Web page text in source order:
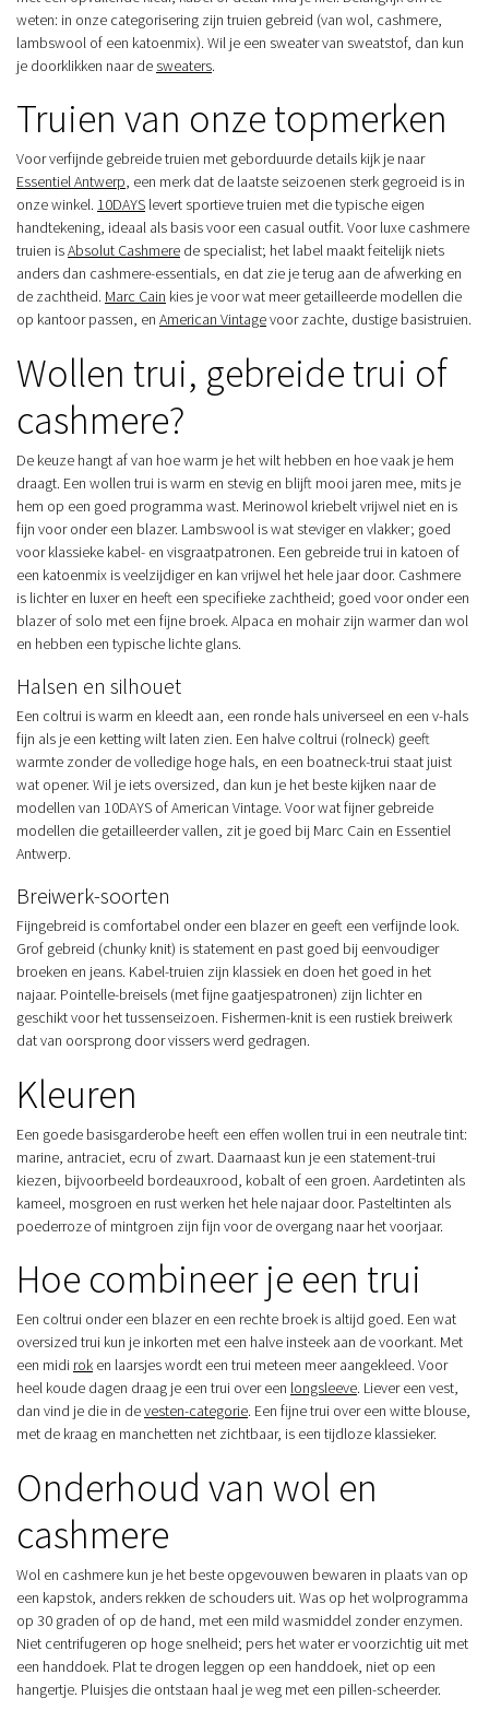
weten: in onze categorisering zijn truien gebreid (van wol, cashmere,
lambswool of een katoenmix). Wil je een sweater van sweatstof, dan kun
je doorklikken naar de sweaters.
Truien van onze topmerken
Voor verfijnde gebreide truien met geborduurde details kijk je naar
Essentiel Antwerp, een merk dat de laatste seizoenen sterk gegroeid is in
onze winkel. 10DAYS levert sportieve truien met die typische eigen
handtekening, ideaal als basis voor een casual outfit. Voor luxe cashmere
truien isAbsolut Cashmere de specialist; het label maakt feitelijk niets
anders dan cashmere-essentials, en dat zie je terug aan de afwerking en
de zachtheid. Marc Cain kies je voor wat meer getailleerde modellen die
op kantoor passen, en American Vintagevoor zachte, dustige basistruien.
Wollen trui, gebreide trui of
cashmere?
De keuze hangt af van hoe warm je het wilt hebben en hoe vaak je hem
draagt. Een wollen trui is warm en stevig en blijft mooi jaren mee, mits je
hem op een goed programma wast. Merinowol kriebelt vrijwel niet en is
fijn voor onder een blazer. Lambswool is wat steviger en vlakker; goed
voor klassieke kabel- en visgraatpatronen. Een gebreide trui in katoen of
een katoenmix is veelzijdiger en kan vrijwel het hele jaar door. Cashmere
is lichter en luxer en heeft een specifieke zachtheid; goed voor onder een
blazer of solo met een fijne broek. Alpaca en mohair zijn warmer dan wol
en hebben een typische lichte glans.
Halsen en silhouet
Een coltrui is warm en kleedt aan, een ronde hals universeel en een v-hals
fijn als je een ketting wilt laten zien. Een halve coltrui (rolneck) geeft
warmte zonder de volledige hoge hals, en een boatneck-trui staat juist
wat opener. Wil je iets oversized, dan kun je het beste kijken naar de
modellen van 10DAYS of American Vintage. Voor wat fijner gebreide
modellen die getailleerder vallen, zit je goed bij Marc Cain en Essentiel
Antwerp.
Breiwerk-soorten
Fijngebreid is comfortabel onder een blazer en geeft een verfijnde look.
Grof gebreid (chunky knit) is statement en past goed bij eenvoudiger
broeken en jeans. Kabel-truien zijn klassiek en doen het goed in het
najaar. Pointelle-breisels (met fijne gaatjespatronen) zijn lichter en
geschikt voor het tussenseizoen. Fishermen-knit is een rustiek breiwerk
dat van oorsprong door vissers werd gedragen.
Kleuren
Een goede basisgarderobe heeft een effen wollen trui in een neutrale tint:
marine, antraciet, ecru of zwart. Daarnaast kun je een statement-trui
kiezen, bijvoorbeeld bordeauxrood, kobalt of een groen. Aardetinten als
kameel, mosgroen en rust werken het hele najaar door. Pasteltinten als
poederroze of mintgroen zijn fijn voor de overgang naar het voorjaar.
Hoe combineer je een trui
Een coltrui onder een blazer en een rechte broek is altijd goed. Een wat
oversized trui kun je inkorten met een halve insteek aan de voorkant. Met
een midi rok en laarsjes wordt een trui meteen meer aangekleed. Voor
heel koude dagen draag je een trui over een longsleeve. Liever een vest,
dan vind je die in devesten-categorie. Een fijne trui over een witte blouse,
met de kraag en manchetten net zichtbaar, is een tijdloze klassieker.
Onderhoud van wol en
cashmere
Wol en cashmere kun je het beste opgevouwen bewaren in plaats van op
een kapstok, anders rekken de schouders uit. Was op het wolprogramma
op 30 graden of op de hand, met een mild wasmiddel zonder enzymen.
Niet centrifugeren op hoge snelheid; pers het water er voorzichtig uit met
een handdoek. Plat te drogen leggen op een handdoek, niet op een
hangertje. Pluisjes die ontstaan haal je weg met een pillen-scheerder.